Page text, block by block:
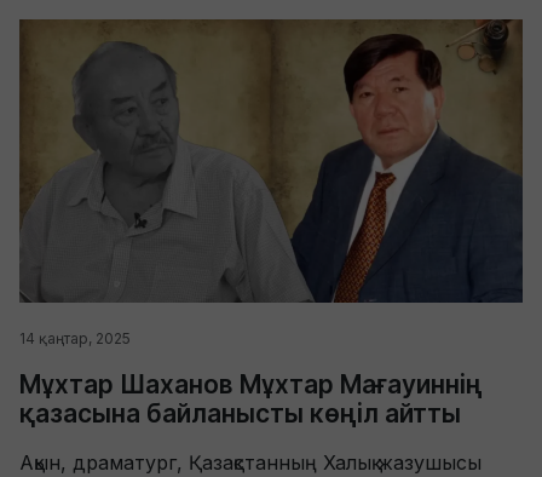
14 қаңтар, 2025
Мұхтар Шаханов Мұхтар Мағауиннің
қазасына байланысты көңіл айтты
Ақын, драматург, Қазақстанның Халық жазушысы